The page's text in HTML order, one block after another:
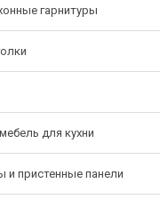
гарнитуры
для кухни
и пристенные панели
Бюрократ _ARTI/
46400,00